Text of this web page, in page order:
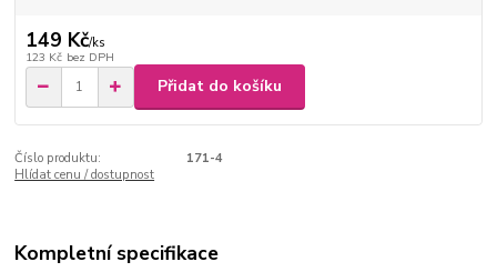
149 Kč/ks
123 Kč bez DPH
Přidat do košíku
Číslo produktu:
171-4
Hlídat cenu / dostupnost
Kompletní specifikace